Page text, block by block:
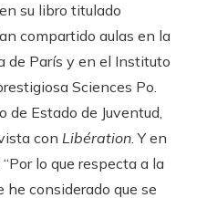
su libro titulado
compartido aulas en la
de París y en el Instituto
Sciences Po.
Estado de Juventud,
con Libération. Y en
“Por lo que respecta a la
he considerado que se